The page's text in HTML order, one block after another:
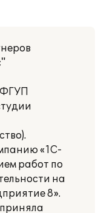
«1С-
работ по
на
8».